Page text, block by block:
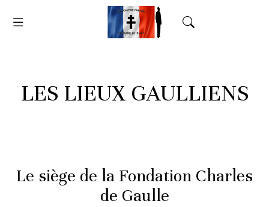
LES LIEUX GAULLIENS
Le siège de la Fondation Charles
de Gaulle